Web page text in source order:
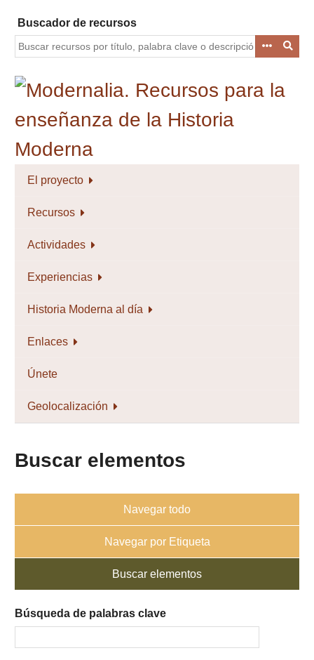
contenido
principal
Buscador de recursos
El proyecto
Recursos
Actividades
Experiencias
Historia Moderna al día
Enlaces
Únete
Geolocalización
Buscar elementos
Navegar todo
Navegar por Etiqueta
Buscar elementos
Búsqueda de palabras clave